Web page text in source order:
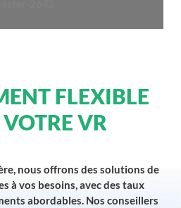
FLEXIBLE
VR
nous offrons des solutions de
à vos besoins, avec des taux
abordables. Nos conseillers